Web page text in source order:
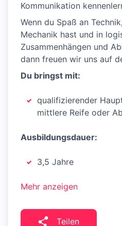
Kommunikation
Wenn du Spaß an
Mechanik hast und in
Zusammenhängen und
dann freuen wir uns auf
Du bringst mit:
qualifizierender
mittlere Reife oder
Ausbildungsdauer:
3,5 Jahre
Mehr anzeigen
Teilen